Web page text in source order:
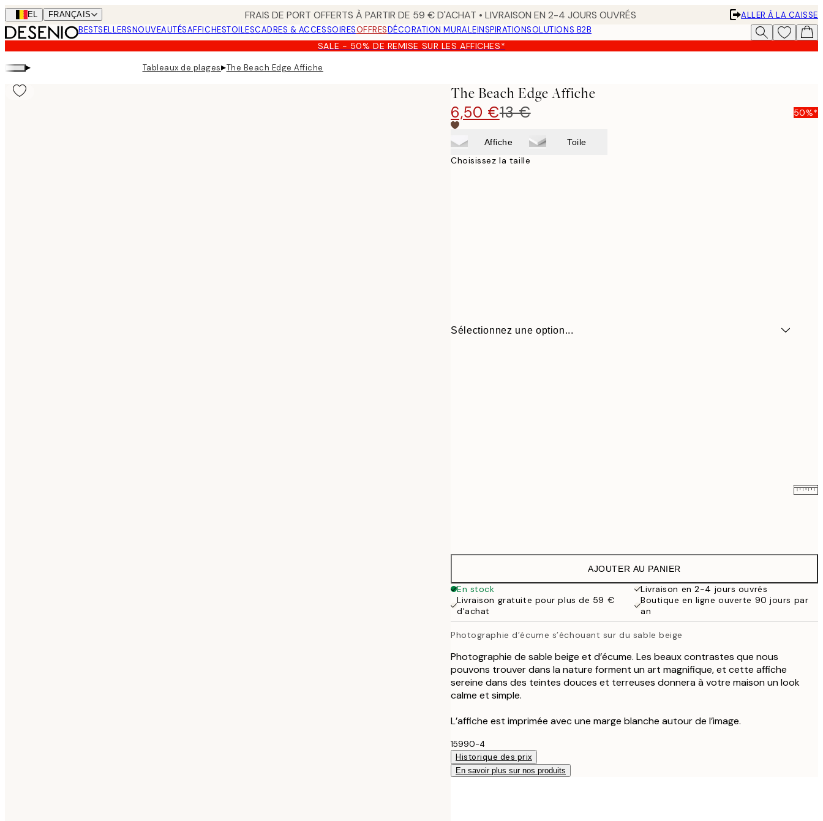
Skip
to
main
content.
BEL FRANÇAIS FRAIS DE PORT OFFERTS À PARTIR DE 59 € D'ACHAT • LIVRAISON EN 2-4 JOURS OUVRÉS
ALLER À LA CAISSE
BESTSELLERSNOUVEAUTÉSAFFICHESTOILESCADRES & ACCESSOIRESOFFRESDÉCORATION MURALEINSPIRATIONSOLUTIONS B2B
SALE - 50% DE REMISE SUR LES AFFICHES*
▸ Tableaux de plages▸The Beach Edge Affiche
The Beach Edge Affiche
6,50 €13 € 50%*
Affiche Toile
Choisissez la taille
Sélectionnez une option...
19,95 €
27,45 €
50x70 cm 16,23 €
AJOUTER AU PANIER
En stock
Livraison en 2-4 jours ouvrés
Livraison gratuite pour plus de 59 €
d'achat
Boutique en ligne ouverte 90 jours par
an
Photographie d’écume s’échouant sur du sable beige
Photographie de sable beige et d’écume. Les beaux contrastes que nous
pouvons trouver dans la nature forment un art magnifique, et cette affiche
sereine dans des teintes douces et terreuses donnera à votre maison un look
calme et simple.
L’affiche est imprimée avec une marge blanche autour de l’image.
15990-4
Historique des prix
En savoir plus sur nos produits